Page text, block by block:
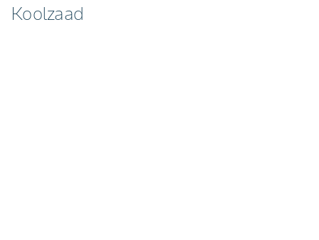
Koolzaad